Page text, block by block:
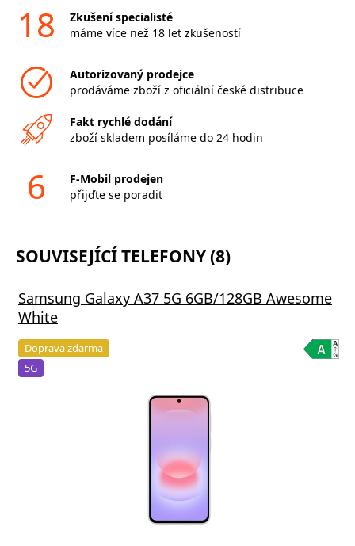
18
Zkušení specialisté
máme více než 18 let zkušeností
Autorizovaný prodejce
prodáváme zboží z oficiální české distribuce
Fakt rychlé dodání
zboží skladem posíláme do 24 hodin
6
F-Mobil prodejen
přijďte se poradit
SOUVISEJÍCÍ TELEFONY (8)
Samsung Galaxy A37 5G 6GB/128GB Awesome
White
Doprava zdarma
5G